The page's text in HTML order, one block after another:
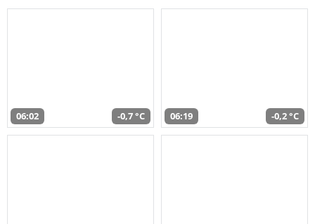
06:02 -0,7 °C 06:19 -0,2 °C